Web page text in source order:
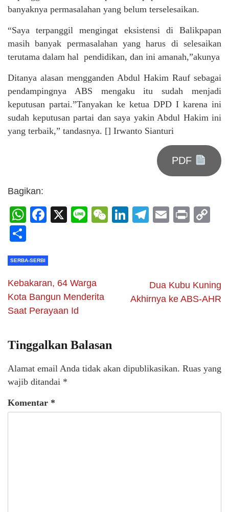
banyaknya permasalahan yang belum terselesaikan.
“Saya terpanggil mengingat eksistensi di Balikpapan
masih banyak permasalahan yang harus di selesaikan
terutama dalam hal pendidikan, dan ini amanah,”akunya
Ditanya alasan mengganden Abdul Hakim Rauf sebagai
pendampingnya ABS mengaku itu sudah menjadi
keputusan partai.”Tanyakan ke ketua DPD I karena ini
sudah keputusan partai dan saya yakin Abdul Hakim ini
yang terbaik,” tandasnya. [] Irwanto Sianturi
PDF
Bagikan:
WhatsApp
Facebook
X LineWeChat
LinkedIn
Telegram
Email
Print
SERBA-SERBI
Kebakaran, 64 Warga
Kota Bangun Menderita
Saat Perayaan Id
Dua Kubu Kuning
Akhirnya ke ABS-AHR
Tinggalkan Balasan
Alamat email Anda tidak akan dipublikasikan. Ruas yang
wajib ditandai *
Komentar *